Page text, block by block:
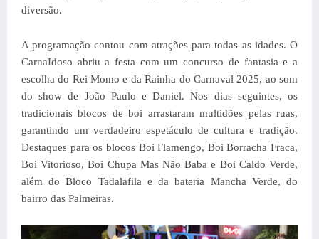
diversão.
A programação contou com atrações para todas as idades. O
CarnaIdoso abriu a festa com um concurso de fantasia e a
escolha do Rei Momo e da Rainha do Carnaval 2025, ao som
do show de João Paulo e Daniel. Nos dias seguintes, os
tradicionais blocos de boi arrastaram multidões pelas ruas,
garantindo um verdadeiro espetáculo de cultura e tradição.
Destaques para os blocos Boi Flamengo, Boi Borracha Fraca,
Boi Vitorioso, Boi Chupa Mas Não Baba e Boi Caldo Verde,
além do Bloco Tadalafila e da bateria Mancha Verde, do
bairro das Palmeiras.